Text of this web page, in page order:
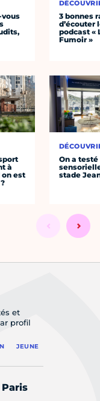
vous
à
on est
3 bonnes
d’écouter
podcast «
Fumoir »
On a
stade
et
profil
JEUNE